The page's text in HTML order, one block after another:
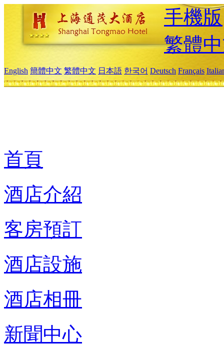
手機版
繁體
English 簡體中文 繁體中文 日本語 한국어 Deutsch Français
首頁
酒店介紹
客房預訂
酒店設施
酒店相冊
新聞中心